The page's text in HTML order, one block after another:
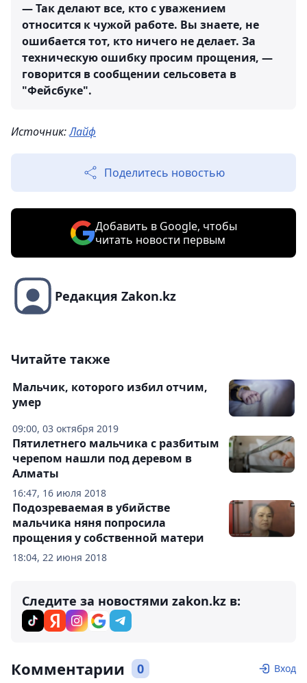
— Так делают все, кто с уважением
относится к чужой работе. Вы знаете, не
ошибается тот, кто ничего не делает. За
техническую ошибку просим прощения, —
говорится в сообщении сельсовета в
"Фейсбуке".
Источник:Лайф
Поделитесь новостью
Добавить в Google, чтобы
читать новости первым
Редакция Zakon.kz
Читайте также
09:00, 03 октября 2019
Мальчик, которого избил отчим,
умер
16:47, 16 июля 2018
Пятилетнего мальчика с разбитым
черепом нашли под деревом в
Алматы
18:04, 22 июня 2018
Подозреваемая в убийстве
мальчика няня попросила
прощения у собственной матери
Следите за новостями zakon.kz в:
Комментарии 0 Вход